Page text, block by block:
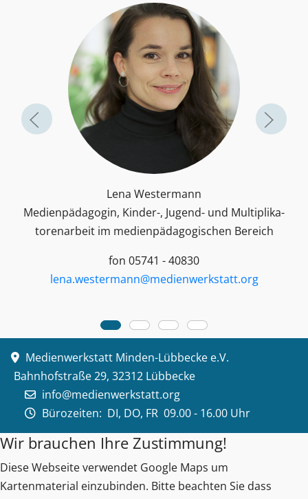
Lena Westermann
Medienpädagogin, Kinder-, Jugend- und Multiplika­
toren­arbeit im medienpädagogischen Bereich
fon 05741 - 40830
lena.westermann@medienwerkstatt.org
Medienwerkstatt Minden-Lübbecke e.V.
Bahnhofstraße 29, 32312 Lübbecke
info@medienwerkstatt.org
Bürozeiten: DI, DO, FR 09.00 - 16.00 Uhr
Wir brauchen Ihre Zustimmung!
Diese Webseite verwendet Google Maps um
Kartenmaterial einzubinden. Bitte beachten Sie dass